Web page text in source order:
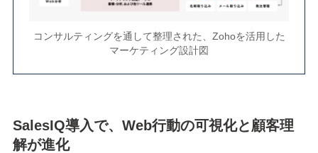
コンサルティングを通して整理された、Zohoを活用した
マーケティング設計図
SalesIQ導入で、Web行動の可視化と顧客理
解が進化